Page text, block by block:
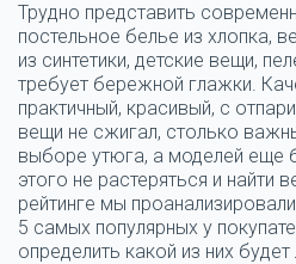
Трудно представить
постельное белье из хлопка,
из синтетики, детские вещи,
требует бережной глажки.
практичный, красивый, с
вещи не сжигал, столько
выборе утюга, а моделей еще
этого не растеряться и найти
рейтинге мы
5 самых популярных у
определить какой из них